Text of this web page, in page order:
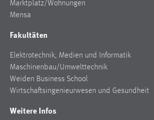
Marktplatz/Wohnungen
Mensa
Fakultäten
Elektrotechnik, Medien und Informatik
Maschinenbau/Umwelttechnik
Weiden Business School
Wirtschaftsingenieurwesen und Gesundheit
Weitere Infos